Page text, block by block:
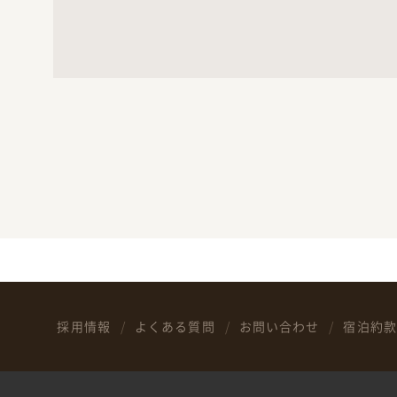
採用情報 よくある質問 お問い合わせ 宿泊約款